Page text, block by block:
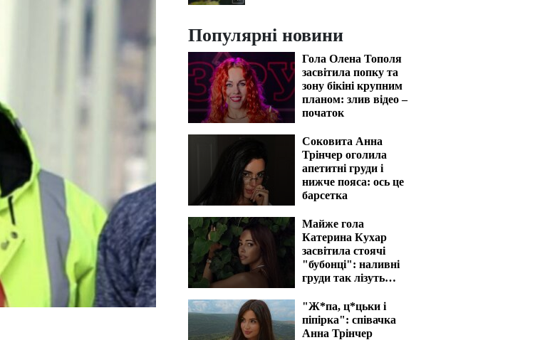
Популярні новини
Гола Олена Тополя
засвітила попку та
зону бікіні крупним
планом: злив відео –
початок
Соковита Анна
Трінчер оголила
апетитні груди і
нижче пояса: ось це
барсетка
Майже гола
Катерина Кухар
засвітила стоячі
"бубонці": наливні
груди так лізуть
"Ж*па, ц*цьки і
піпірка": співачка
Анна Трінчер